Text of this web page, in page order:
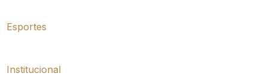
Esportes
Institucional